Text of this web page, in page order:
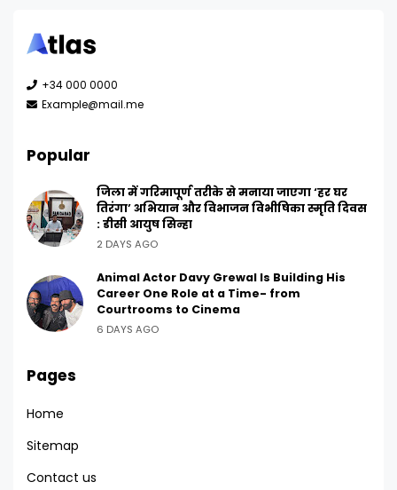
+34 000 0000
Example@mail.me
Popular
जिला में गरिमापूर्ण तरीके से मनाया जाएगा ‘हर घर
तिरंगा’ अभियान और विभाजन विभीषिका स्मृति दिवस
: डीसी आयुष सिन्हा
2 DAYS AGO
Animal Actor Davy Grewal Is Building His
Career One Role at a Time- from
Courtrooms to Cinema
6 DAYS AGO
Pages
Home
Sitemap
Contact us